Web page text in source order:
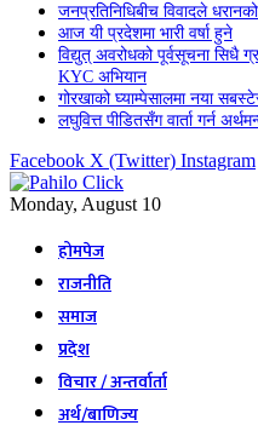
जनप्रतिनिधिबीच विवादले
आज यी प्रदेशमा भारी वर्षा हुने
विद्युत् अवरोधको पूर्वसूचना सिधै
KYC अभियान
गोरखाको घ्याम्पेसालमा नया
लघुवित्त पीडितसँग वार्ता गर्न
Facebook X (Twitter) Instagram
Monday, August 10
होमपेज
राजनीति
समाज
प्रदेश
विचार / अन्तर्वार्ता
अर्थ/बाणिज्य